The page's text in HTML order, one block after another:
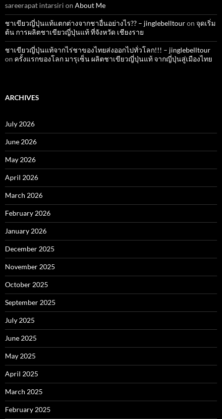
sareerapat intarsiri on About Me
ชาเขียวญี่ปุ่นแท้แตกต่างจากชาอื่นอย่างไร?? – jinglebelltouron จุดเริ่ม
ต้น การผลิตชาเขียวญี่ปุ่นแท้ ที่จังหวัด เชียงราย
ชาเขียวญี่ปุ่นแท้จากไร่ชาของไทยส่งออกไปทั่วโลก!!! – jinglebelltour
on ครั้งแรกของโลก มารุเซ็น ผลิตชาเขียวญี่ปุ่นแท้ จากญี่ปุ่นสู่เมืองไทย
ARCHIVES
July 2026
June 2026
May 2026
April 2026
March 2026
February 2026
January 2026
December 2025
November 2025
October 2025
September 2025
July 2025
June 2025
May 2025
April 2025
March 2025
February 2025